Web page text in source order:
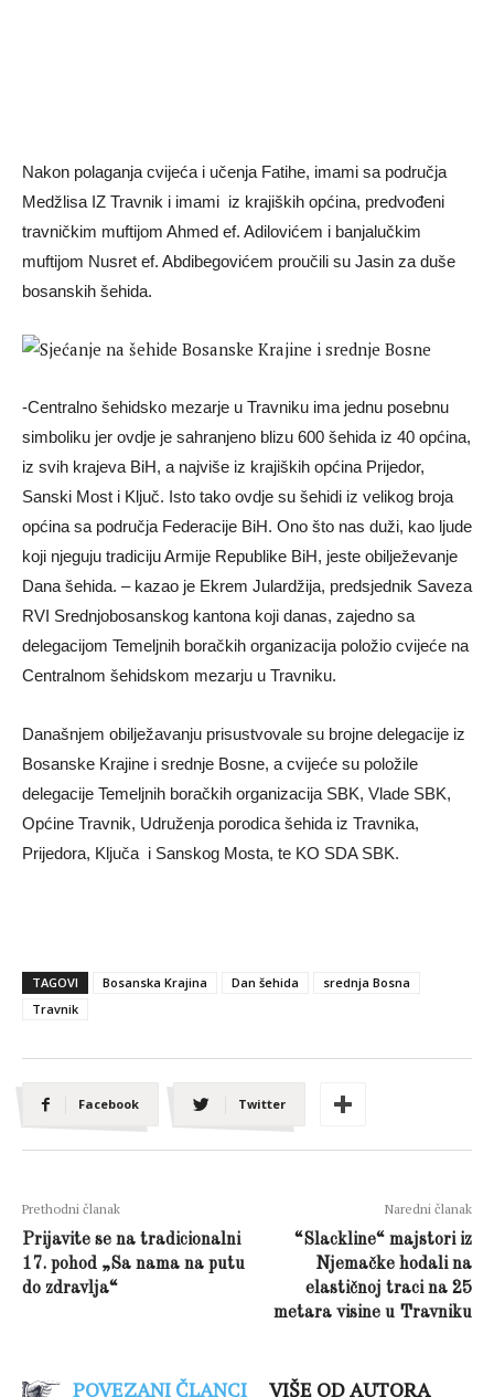
Nakon polaganja cvijeća i učenja Fatihe, imami sa područja
Medžlisa IZ Travnik i imami iz krajiških općina, predvođeni
travničkim muftijom Ahmed ef. Adilovićem i banjalučkim
muftijom Nusret ef. Abdibegovićem proučili su Jasin za duše
bosanskih šehida.
-Centralno šehidsko mezarje u Travniku ima jednu posebnu
simboliku jer ovdje je sahranjeno blizu 600 šehida iz 40 općina,
iz svih krajeva BiH, a najviše iz krajiških općina Prijedor,
Sanski Most i Ključ. Isto tako ovdje su šehidi iz velikog broja
općina sa područja Federacije BiH. Ono što nas duži, kao ljude
koji njeguju tradiciju Armije Republike BiH, jeste obilježevanje
Dana šehida. – kazao je Ekrem Julardžija, predsjednik Saveza
RVI Srednjobosanskog kantona koji danas, zajedno sa
delegacijom Temeljnih boračkih organizacija položio cvijeće na
Centralnom šehidskom mezarju u Travniku.
Današnjem obilježavanju prisustvovale su brojne delegacije iz
Bosanske Krajine i srednje Bosne, a cvijeće su položile
delegacije Temeljnih boračkih organizacija SBK, Vlade SBK,
Općine Travnik, Udruženja porodica šehida iz Travnika,
Prijedora, Ključa i Sanskog Mosta, te KO SDA SBK.
TAGOVI Bosanska Krajina Dan šehida
srednja Bosna
Travnik
Facebook Twitter
Prethodni članak
Prijavite se na tradicionalni
17. pohod „Sa nama na putu
do zdravlja“
Naredni članak
“Slackline“ majstori iz
Njemačke hodali na
elastičnoj traci na 25
metara visine u Travniku
POVEZANI ČLANCI VIŠE OD AUTORA